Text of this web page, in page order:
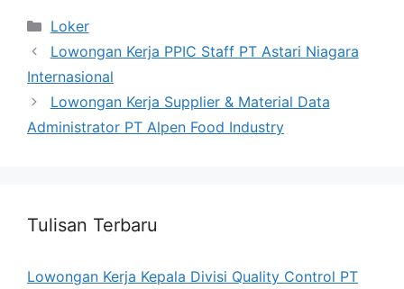
Categories
Loker
Lowongan Kerja PPIC Staff PT Astari Niagara
Internasional
Lowongan Kerja Supplier & Material Data
Administrator PT Alpen Food Industry
Tulisan Terbaru
Lowongan Kerja Kepala Divisi Quality Control PT